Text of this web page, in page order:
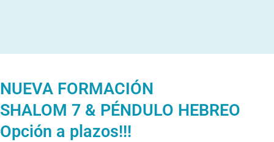
NUEVA FORMACIÓN
SHALOM 7 & PÉNDULO HEBREO
Opción a plazos!!!